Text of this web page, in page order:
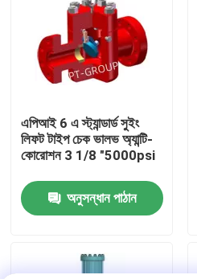
আমাদের সম্পর্কে
কারখানা ভ্রমণ
আমাদের সাথে যোগাযোগ করুন
খবর
এপিআই 6 এ স্ট্যান্ডার্ড সুইং
লিফট টাইপ চেক ভালভ অ্যান্টি-
কোরোশন 3 1/8 "5000psi
অনুসন্ধান পাঠান